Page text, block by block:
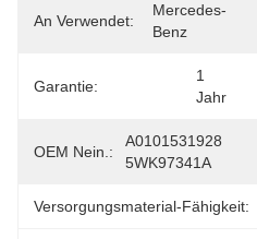
An Verwendet:
Mercedes-
Benz
Garantie:
1
Jahr
OEM Nein.:
A0101531928
5WK97341A
Versorgungsmaterial-Fähigkeit: